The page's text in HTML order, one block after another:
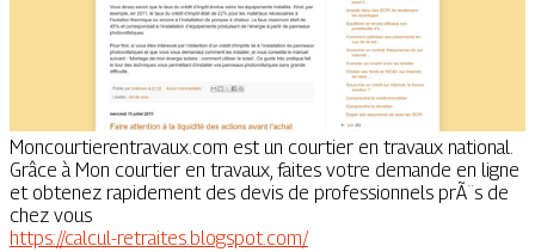
Moncourtierentravaux.com est un courtier en travaux national.
Grâce à Mon courtier en travaux, faites votre demande en ligne
et obtenez rapidement des devis de professionnels prÃ¨s de
chez vous
https://calcul-retraites.blogspot.com/